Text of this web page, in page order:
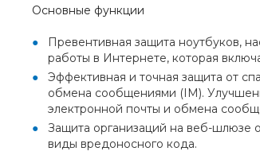
Основные функции
Превентивная защита ноутбуков,
работы в Интернете, которая
Эффективная и точная защита от
обмена сообщениями (IM).
электронной почты и обмена
Защита организаций на веб-шлюзе
виды вредоносного кода.